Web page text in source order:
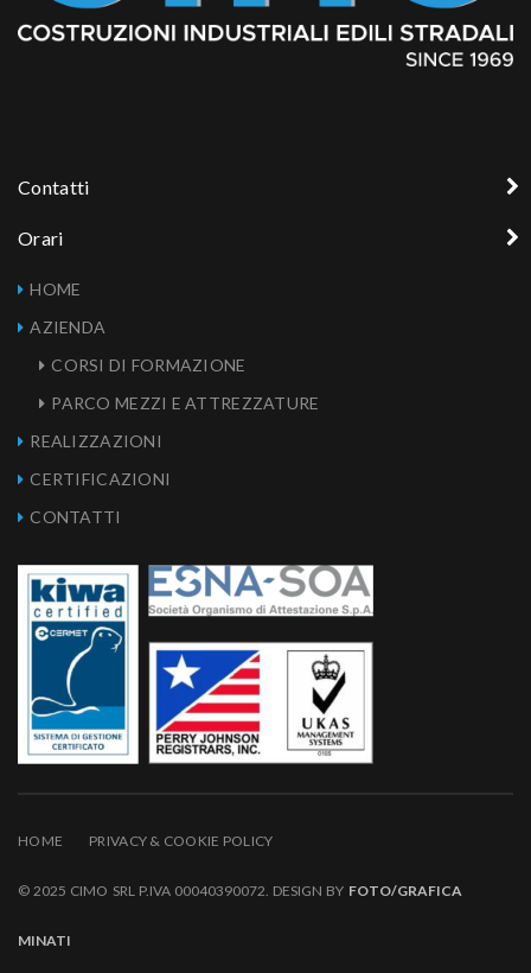
Contatti
Orari
HOME
AZIENDA
CORSI DI FORMAZIONE
PARCO MEZZI E ATTREZZATURE
REALIZZAZIONI
CERTIFICAZIONI
CONTATTI
HOME PRIVACY & COOKIE POLICY
© 2025 CIMO SRL P.IVA 00040390072. DESIGN BY FOTO/GRAFICA
MINATI